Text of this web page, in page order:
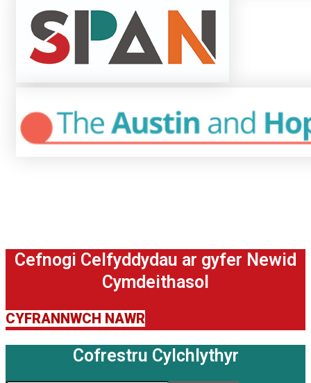
Cefnogi Celfyddydau ar gyfer Newid
Cymdeithasol
CYFRANNWCH NAWR
Cofrestru Cylchlythyr